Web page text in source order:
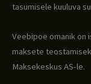
tasumisele kuuluva
Veebipoe omanik on
maksete
Maksekeskus AS-le.